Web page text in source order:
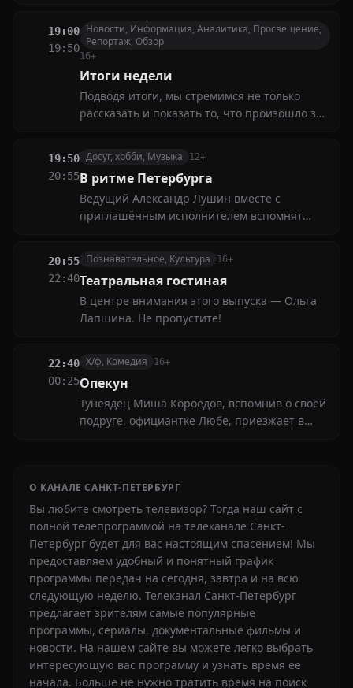
гражданке, которая и сдала Ивана в
московскую милицию
19:00
19:50
Новости, Информация, Аналитика, Просвещение,
Репортаж, Обзор
16+
Итоги недели
Подводя итоги, мы стремимся не только
рассказать и показать то, что произошло за
различные точки зрения на проблему.
Оригинальный поворот и герои — это "наше
всё"
19:50
20:55
Досуг, хобби, Музыка 12+
В ритме Петербурга
Ведущий Александр Лушин вместе с
приглашённым исполнителем вспомнят
расскажут истории их создания
20:55
22:40
Познавательное, Культура 16+
Театральная гостиная
В центре внимания этого выпуска — Ольга
Лапшина. Не пропустите!
22:40
00:25
Х/ф, Комедия 16+
Опекун
Тунеядец Миша Короедов, вспомнив о своей
подруге, официантке Любе, приезжает в
О КАНАЛЕ САНКТ-ПЕТЕРБУРГ
Вы любите смотреть телевизор? Тогда наш сайт с
полной телепрограммой на телеканале Санкт-
Петербург будет для вас настоящим спасением! Мы
предоставляем удобный и понятный график
программы передач на сегодня, завтра и на всю
следующую неделю. Телеканал Санкт-Петербург
предлагает зрителям самые популярные
программы, сериалы, документальные фильмы и
новости. На нашем сайте вы можете легко выбрать
интересующую вас программу и узнать время ее
начала. Больше не нужно тратить время на поиск